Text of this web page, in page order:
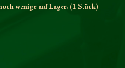
wenige auf Lager. (1 Stück)